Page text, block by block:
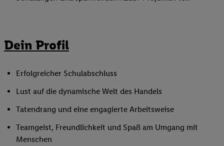
Dein Profil
Erfolgreicher Schulabschluss
Lust auf die dynamische Welt des Handels
Tatendrang und eine engagierte Arbeitsweise
Teamgeist, Freundlichkeit und Spaß am Umgang mit
Menschen